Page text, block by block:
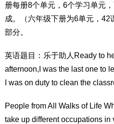
册每册8个单元，6个学习单元
成。（六年级下册为6单元，42
部分。
英语题目：乐于助人Ready to
afternoon,I was the last one to
I was on duty to clean the
People from All Walks of Life
take up different occupations in